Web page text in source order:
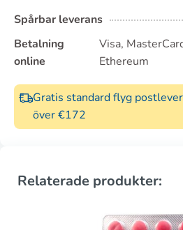
Spårbar leverans
Betalning
online
Visa,
Ethereum
Gratis standard flyg
över €172
Relaterade produkter: